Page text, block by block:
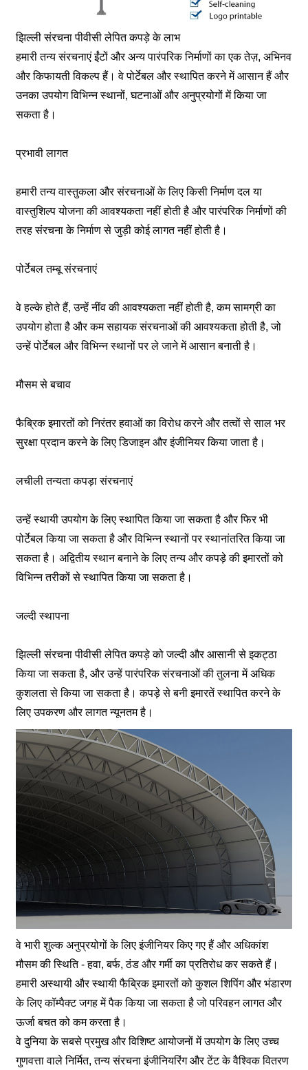
झिल्ली संरचना पीवीसी लेपित कपड़े के लाभ
हमारी तन्य संरचनाएं ईंटों और अन्य पारंपरिक निर्माणों का एक तेज़, अभिनव
और किफायती विकल्प हैं। वे पोर्टेबल और स्थापित करने में आसान हैं और
उनका उपयोग विभिन्न स्थानों, घटनाओं और अनुप्रयोगों में किया जा
सकता है।
प्रभावी लागत
हमारी तन्य वास्तुकला और संरचनाओं के लिए किसी निर्माण दल या
वास्तुशिल्प योजना की आवश्यकता नहीं होती है और पारंपरिक निर्माणों की
तरह संरचना के निर्माण से जुड़ी कोई लागत नहीं होती है।
पोर्टेबल तम्बू संरचनाएं
वे हल्के होते हैं, उन्हें नींव की आवश्यकता नहीं होती है, कम सामग्री का
उपयोग होता है और कम सहायक संरचनाओं की आवश्यकता होती है, जो
उन्हें पोर्टेबल और विभिन्न स्थानों पर ले जाने में आसान बनाती है।
मौसम से बचाव
फैब्रिक इमारतों को निरंतर हवाओं का विरोध करने और तत्वों से साल भर
सुरक्षा प्रदान करने के लिए डिजाइन और इंजीनियर किया जाता है।
लचीली तन्यता कपड़ा संरचनाएं
उन्हें स्थायी उपयोग के लिए स्थापित किया जा सकता है और फिर भी
पोर्टेबल किया जा सकता है और विभिन्न स्थानों पर स्थानांतरित किया जा
सकता है। अद्वितीय स्थान बनाने के लिए तन्य और कपड़े की इमारतों को
विभिन्न तरीकों से स्थापित किया जा सकता है।
जल्दी स्थापना
झिल्ली संरचना पीवीसी लेपित कपड़े को जल्दी और आसानी से इकट्ठा
किया जा सकता है, और उन्हें पारंपरिक संरचनाओं की तुलना में अधिक
कुशलता से किया जा सकता है। कपड़े से बनी इमारतें स्थापित करने के
लिए उपकरण और लागत न्यूनतम है।
वे भारी शुल्क अनुप्रयोगों के लिए इंजीनियर किए गए हैं और अधिकांश
मौसम की स्थिति - हवा, बर्फ, ठंड और गर्मी का प्रतिरोध कर सकते हैं।
हमारी अस्थायी और स्थायी फैब्रिक इमारतों को कुशल शिपिंग और भंडारण
के लिए कॉम्पैक्ट जगह में पैक किया जा सकता है जो परिवहन लागत और
ऊर्जा बचत को कम करता है।
वे दुनिया के सबसे प्रमुख और विशिष्ट आयोजनों में उपयोग के लिए उच्च
गुणवत्ता वाले निर्मित, तन्य संरचना इंजीनियरिंग और टेंट के वैश्विक वितरण